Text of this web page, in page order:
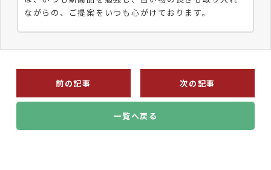
ながらの、ご提案をいつも心がけております。
前の記事 次の記事
一覧へ戻る